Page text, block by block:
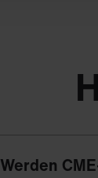
Werden